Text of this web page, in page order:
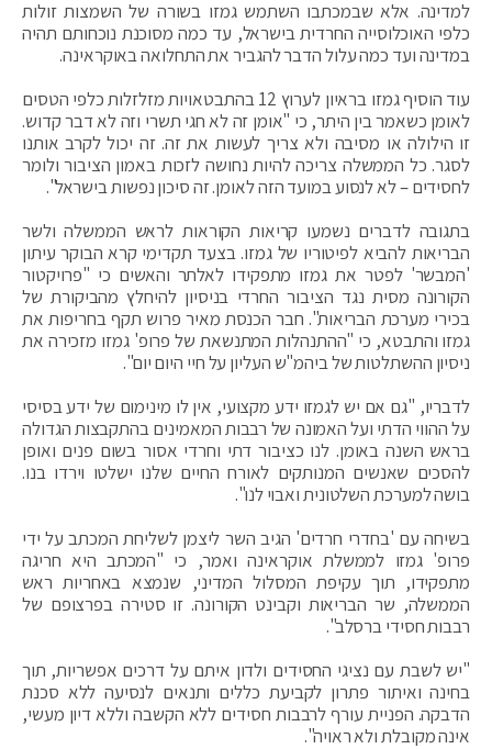
למדינה. אלא שבמכתבו השתמש גמזו בשורה של השמצות זולות
כלפי האוכלוסייה החרדית בישראל, עד כמה מסוכנת נוכחותם תהיה
במדינה ועד כמה עלול הדבר להגביר את התחלואה באוקראינה.
עוד הוסיף גמזו בראיון לערוץ 12 בהתבטאויות מזלזלות כלפי הטסים
לאומן כשאמר בין היתר, כי "אומן זה לא חגי תשרי וזה לא דבר קדוש.
זו הילולה או מסיבה ולא צריך לעשות את זה. זה יכול לקרב אותנו
לסגר. כל הממשלה צריכה להיות נחושה לזכות באמון הציבור ולומר
לחסידים – לא לנסוע במועד הזה לאומן. זה סיכון נפשות בישראל".
בתגובה לדברים נשמעו קריאות הקוראות לראש הממשלה ולשר
הבריאות להביא לפיטוריו של גמזו. בצעד תקדימי קרא הבוקר עיתון
'המבשר' לפטר את גמזו מתפקידו לאלתר והאשים כי "פרויקטור
הקורונה מסית נגד הציבור החרדי בניסיון להיחלץ מהביקורת של
בכירי מערכת הבריאות". חבר הכנסת מאיר פרוש תקף בחריפות את
גמזו והתבטא, כי "ההתנהלות המתנשאת של פרופ' גמזו מזכירה את
ניסיון ההשתלטות של ביהמ"ש העליון על חיי היום יום".
לדבריו, "גם אם יש לגמזו ידע מקצועי, אין לו מינימום של ידע בסיסי
על ההווי הדתי ועל האמונה של רבבות המאמינים בהתקבצות הגדולה
בראש השנה באומן. לנו כציבור דתי וחרדי אסור בשום פנים ואופן
להסכים שאנשים המנותקים לאורח החיים שלנו ישלטו וירדו בנו.
בושה למערכת השלטונית ואבוי לנו".
בשיחה עם 'בחדרי חרדים' הגיב השר ליצמן לשליחת המכתב על ידי
פרופ' גמזו לממשלת אוקראינה ואמר, כי "המכתב היא חריגה
מתפקידו, תוך עקיפת המסלול המדיני, שנמצא באחריות ראש
הממשלה, שר הבריאות וקבינט הקורונה. זו סטירה בפרצופם של
רבבות חסידי ברסלב".
"יש לשבת עם נציגי החסידים ולדון איתם על דרכים אפשריות, תוך
בחינה ואיתור פתרון לקביעת כללים ותנאים לנסיעה ללא סכנת
הדבקה. הפניית עורף לרבבות חסידים ללא הקשבה וללא דיון מעשי,
אינה מקובלת ולא ראויה".